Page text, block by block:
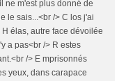
ne m'est plus donné de
le sais...<br /> C los j'ai
élas, autre face dévoilée
a pas<br /> R estes
/> E mprisonnés
yeux, dans carapace